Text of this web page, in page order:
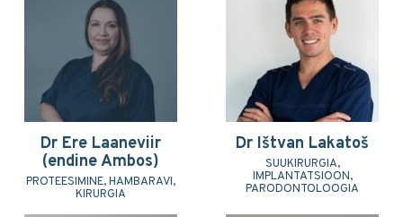
Dr Ere Laaneviir
(endine Ambos)
PROTEESIMINE, HAMBARAVI,
KIRURGIA
Dr Ištvan Lakatoš
SUUKIRURGIA,
IMPLANTATSIOON,
PARODONTOLOOGIA